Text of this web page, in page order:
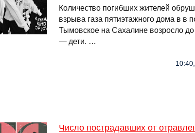
Количество погибших жителей
взрыва газа пятиэтажного дома в в
Тымовское на Сахалине возросло
— дети. …
Число пострадавших от